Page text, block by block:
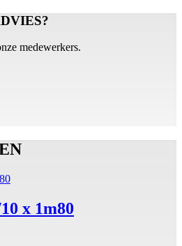
medewerkers.
x 1m80